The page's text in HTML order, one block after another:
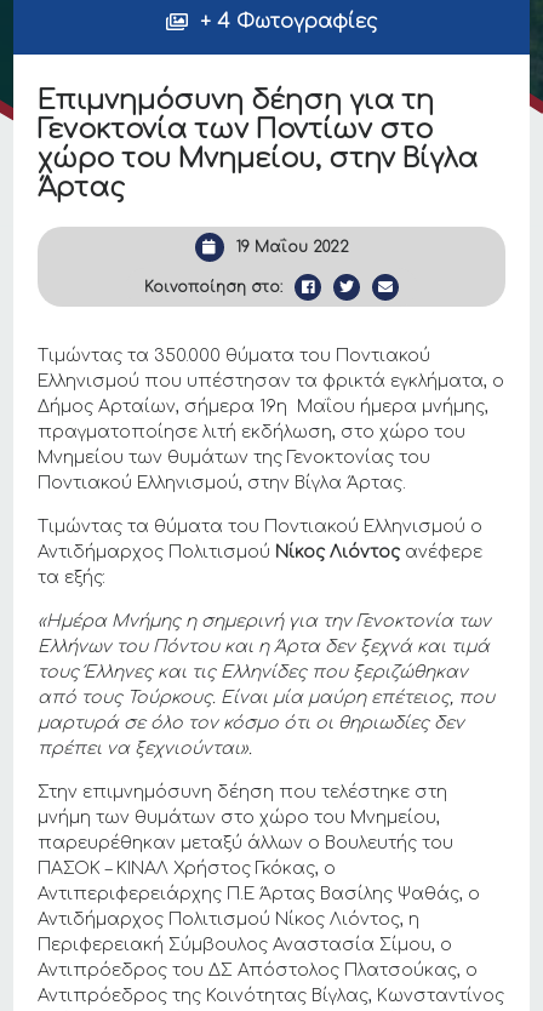
+ 4 Φωτογραφίες
Επιμνημόσυνη δέηση για τη
Γενοκτονία των Ποντίων στο
χώρο του Μνημείου, στην Βίγλα
Άρτας
19 Μαΐου 2022
Κοινοποίηση στο:
Τιμώντας τα 350.000 θύματα του Ποντιακού
Ελληνισμού που υπέστησαν τα φρικτά εγκλήματα, ο
Δήμος Αρταίων, σήμερα 19η Μαΐου ήμερα μνήμης,
πραγματοποίησε λιτή εκδήλωση, στο χώρο του
Μνημείου των θυμάτων της Γενοκτονίας του
Ποντιακού Ελληνισμού, στην Βίγλα Άρτας.
Τιμώντας τα θύματα του Ποντιακού Ελληνισμού ο
Αντιδήμαρχος Πολιτισμού Νίκος Λιόντοςανέφερε
τα εξής:
«Ημέρα Μνήμης η σημερινή για την Γενοκτονία των
Ελλήνων του Πόντου και η Άρτα δεν ξεχνά και τιμά
τους Έλληνες και τις Ελληνίδες που ξεριζώθηκαν
από τους Τούρκους. Είναι μία μαύρη επέτειος, που
μαρτυρά σε όλο τον κόσμο ότι οι θηριωδίες δεν
πρέπει να ξεχνιούνται».
Στην επιμνημόσυνη δέηση που τελέστηκε στη
μνήμη των θυμάτων στο χώρο του Μνημείου,
παρευρέθηκαν μεταξύ άλλων ο Βουλευτής του
ΠΑΣΟΚ – ΚΙΝΑΛ Χρήστος Γκόκας, ο
Αντιπεριφερειάρχης Π.Ε Άρτας Βασίλης Ψαθάς, ο
Αντιδήμαρχος Πολιτισμού Νίκος Λιόντος, η
Περιφερειακή Σύμβουλος Αναστασία Σίμου, ο
Αντιπρόεδρος του ΔΣ Απόστολος Πλατσούκας, ο
Αντιπρόεδρος της Κοινότητας Βίγλας, Κωνσταντίνος